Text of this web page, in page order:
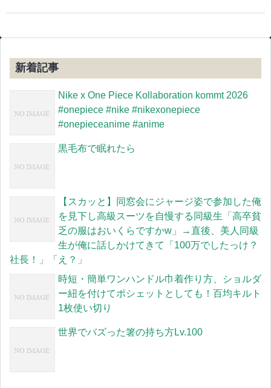
新着記事
Nike x One Piece Kollaboration kommt 2026
#onepiece #nike #nikexonepiece
#onepieceanime #anime
黒毛布で眠れたら
【スカッと】同窓会にジャージ姿で参加した俺
を見下し高級スーツを自慢する同級生「高卒貧
乏の服はおいくらですかw」→直後、美人同級
生が俺に話しかけてきて「100万でしたっけ？
社長！」「え？」
時短・簡単ワンハンドル巾着作り方、ショルダ
ー紐を付けてポシェットとしても！百均キルト
1枚使い切り
世界でバズった箸の持ち方Lv.100